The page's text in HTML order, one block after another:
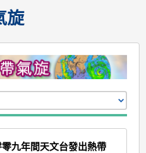
旋
九年間天文台發出熱帶